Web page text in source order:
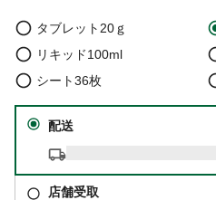
タブレット20ｇ
リキッド100ml
シート36枚
配送
店舗受取